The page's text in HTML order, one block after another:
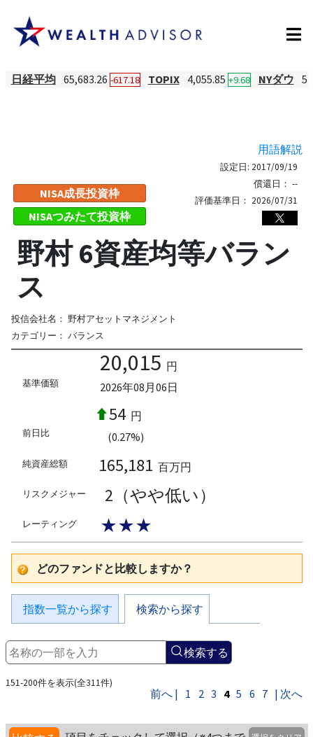
日経平均 65,683.26 -617.18 TOPIX 4,055.85 +9.68 NYダウ
用語解説
NISA成長投資枠
NISAつみたて投資枠
設定日: 2017/09/19
償還日： --
評価基準日： 2026/07/31
野村 6資産均等バラン
ス
投信会社名： 野村アセットマネジメント
カテゴリー： バランス
基準価額
20,015 円
2026年08月06日
前日比
54 円
(0.27%)
純資産総額 165,181 百万円
リスクメジャー 2（やや低い）
レーティング ★★★
どのファンドと比較しますか？
指数一覧から探す 検索から探す
検索する
151-200件を表示(全311件)
前へ | 1 2 3 4 5 6 7 | 次へ